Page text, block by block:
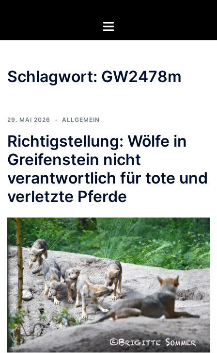
Menü
Schlagwort: GW2478m
29. MAI 2026 ALLGEMEIN
Richtigstellung: Wölfe in
Greifenstein nicht
verantwortlich für tote und
verletzte Pferde